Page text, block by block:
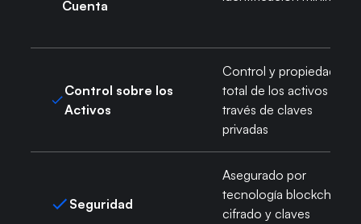
Cuenta
Control sobre los
Activos
Control y propiedad
total de los activos a
través de claves
privadas
Seguridad
Asegurado por
tecnología blockchain,
cifrado y claves